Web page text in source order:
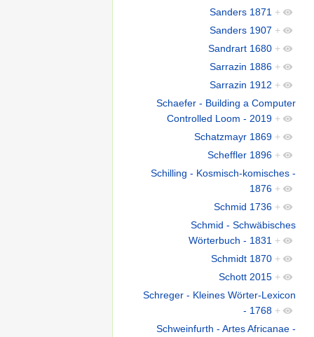
Sanders 1871 +
Sanders 1907 +
Sandrart 1680 +
Sarrazin 1886 +
Sarrazin 1912 +
Schaefer - Building a Computer
Controlled Loom - 2019 +
Schatzmayr 1869 +
Scheffler 1896 +
Schilling - Kosmisch-komisches -
1876 +
Schmid 1736 +
Schmid - Schwäbisches
Wörterbuch - 1831 +
Schmidt 1870 +
Schott 2015 +
Schreger - Kleines Wörter-Lexicon
- 1768 +
Schweinfurth - Artes Africanae -